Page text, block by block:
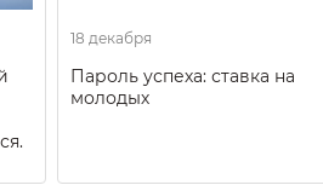
18 декабря
Пароль успеха: ставка на
молодых